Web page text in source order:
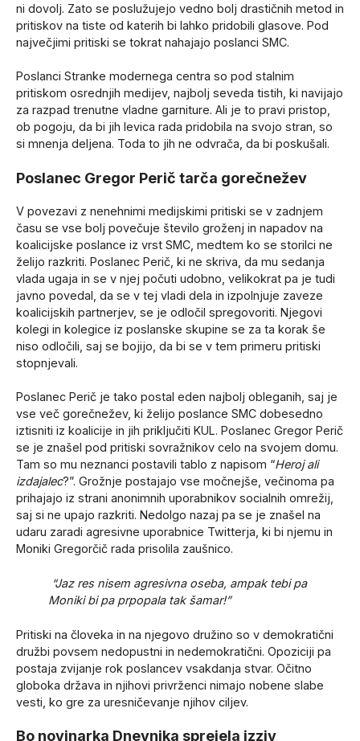
ni dovolj. Zato se poslužujejo vedno bolj drastičnih metod in
pritiskov na tiste od katerih bi lahko pridobili glasove. Pod
največjimi pritiski se tokrat nahajajo poslanci SMC.
Poslanci Stranke modernega centra so pod stalnim
pritiskom osrednjih medijev, najbolj seveda tistih, ki navijajo
za razpad trenutne vladne garniture. Ali je to pravi pristop,
ob pogoju, da bi jih levica rada pridobila na svojo stran, so
si mnenja deljena. Toda to jih ne odvrača, da bi poskušali.
Poslanec Gregor Perič tarča gorečnežev
V povezavi z nenehnimi medijskimi pritiski se v zadnjem
času se vse bolj povečuje število groženj in napadov na
koalicijske poslance iz vrst SMC, medtem ko se storilci ne
želijo razkriti. Poslanec Perič, ki ne skriva, da mu sedanja
vlada ugaja in se v njej počuti udobno, velikokrat pa je tudi
javno povedal, da se v tej vladi dela in izpolnjuje zaveze
koalicijskih partnerjev, se je odločil spregovoriti. Njegovi
kolegi in kolegice iz poslanske skupine se za ta korak še
niso odločili, saj se bojijo, da bi se v tem primeru pritiski
stopnjevali.
Poslanec Perič je tako postal eden najbolj obleganih, saj je
vse več gorečnežev, ki želijo poslance SMC dobesedno
iztisniti iz koalicije in jih priključiti KUL. Poslanec Gregor Perič
se je znašel pod pritiski sovražnikov celo na svojem domu.
Tam so mu neznanci postavili tablo z napisom “Heroj ali
izdajalec?”. Grožnje postajajo vse močnejše, večinoma pa
prihajajo iz strani anonimnih uporabnikov socialnih omrežij,
saj si ne upajo razkriti. Nedolgo nazaj pa se je znašel na
udaru zaradi agresivne uporabnice Twitterja, ki bi njemu in
Moniki Gregorčič rada prisolila zaušnico.
“Jaz res nisem agresivna oseba, ampak tebi pa
Moniki bi pa prpopala tak šamar!”
Pritiski na človeka in na njegovo družino so v demokratični
družbi povsem nedopustni in nedemokratični. Opoziciji pa
postaja zvijanje rok poslancev vsakdanja stvar. Očitno
globoka država in njihovi privrženci nimajo nobene slabe
vesti, ko gre za uresničevanje njihov ciljev.
Bo novinarka Dnevnika sprejela izziv